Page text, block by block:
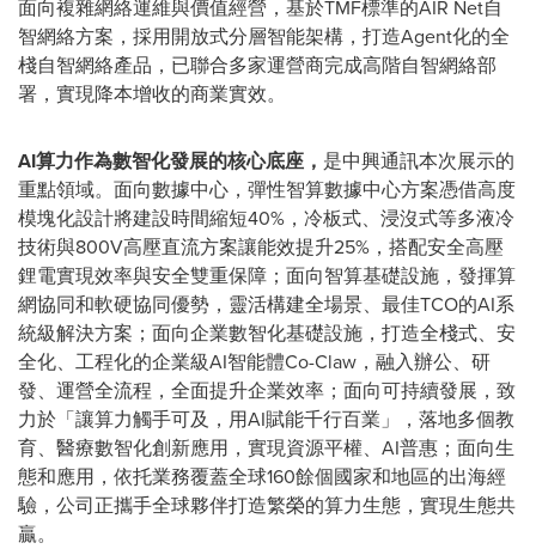
面向複雜網絡運維與價值經營，基於TMF標準的AIR Net自
智網絡方案，採用開放式分層智能架構，打造Agent化的全
棧自智網絡產品，已聯合多家運營商完成高階自智網絡部
署，實現降本增收的商業實效。
AI算力作為數智化發展的核心底座， 是中興通訊本次展示的
重點領域。面向數據中心，彈性智算數據中心方案憑借高度
模塊化設計將建設時間縮短40%，冷板式、浸沒式等多液冷
技術與800V高壓直流方案讓能效提升25%，搭配安全高壓
鋰電實現效率與安全雙重保障；面向智算基礎設施，發揮算
網協同和軟硬協同優勢，靈活構建全場景、最佳TCO的AI系
統級解決方案；面向企業數智化基礎設施，打造全棧式、安
全化、工程化的企業級AI智能體Co-Claw，融入辦公、研
發、運營全流程，全面提升企業效率；面向可持續發展，致
力於「讓算力觸手可及，用AI賦能千行百業」，落地多個教
育、醫療數智化創新應用，實現資源平權、AI普惠；面向生
態和應用，依托業務覆蓋全球160餘個國家和地區的出海經
驗，公司正攜手全球夥伴打造繁榮的算力生態，實現生態共
贏。